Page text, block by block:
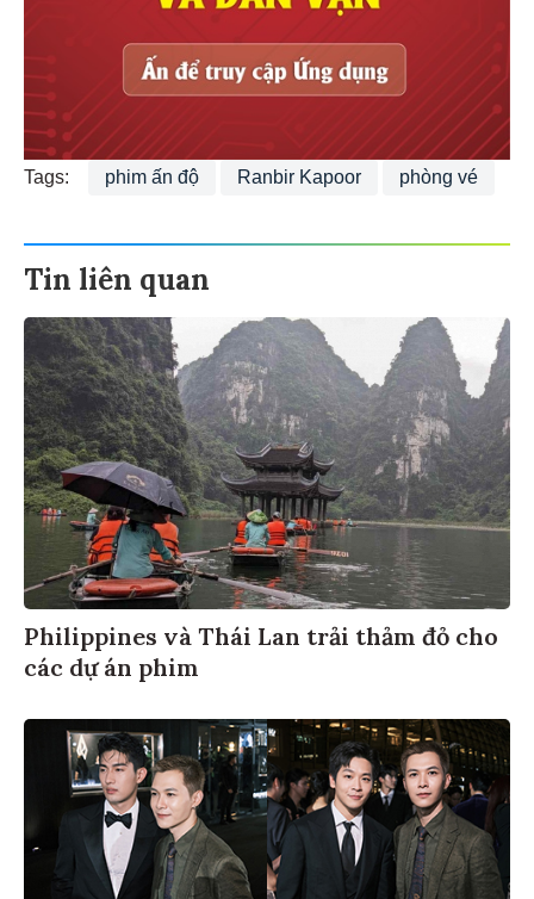
Tags: phim ấn độ Ranbir Kapoor phòng vé
Tin liên quan
Philippines và Thái Lan trải thảm đỏ cho
các dự án phim